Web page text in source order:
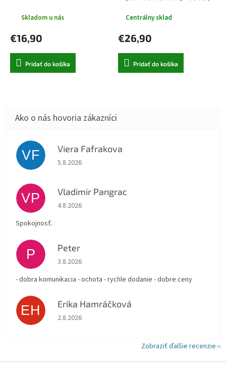
Skladom u nás
€16,90
Pridať do košíka
dizajn - ružová
Centrálny sklad
€26,90
Pridať do košíka
VF Viera Fafrakova
Hodnotenie obchodu je 5 z 5 hviezdičiek.
5.8.2026
VP Vladimir Pangrac
Hodnotenie obchodu je 5 z 5 hviezdičiek.
4.8.2026
Spokojnosť.
P Peter
Hodnotenie obchodu je 5 z 5 hviezdičiek.
3.8.2026
- dobra komunikacia - ochota - rychle dodanie - dobre ceny
EH Erika Hamráčková
Hodnotenie obchodu je 5 z 5 hviezdičiek.
2.8.2026
Zobraziť ďalšie recenzie